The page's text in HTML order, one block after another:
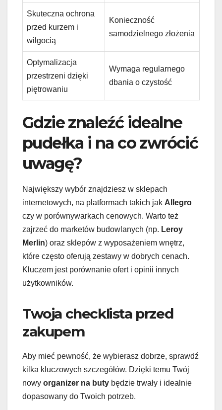
Skuteczna ochrona
przed kurzem i
wilgocią
Konieczność
samodzielnego złożenia
Optymalizacja
przestrzeni dzięki
piętrowaniu
Wymaga regularnego
dbania o czystość
Gdzie znaleźć idealne
pudełka i na co zwrócić
uwagę?
Największy wybór znajdziesz w sklepach
internetowych, na platformach takich jak Allegro
czy w porównywarkach cenowych. Warto też
zajrzeć do marketów budowlanych (np. Leroy
Merlin) oraz sklepów z wyposażeniem wnętrz,
które często oferują zestawy w dobrych cenach.
Kluczem jest porównanie ofert i opinii innych
użytkowników.
Twoja checklista przed
zakupem
Aby mieć pewność, że wybierasz dobrze, sprawdź
kilka kluczowych szczegółów. Dzięki temu Twój
nowy organizer na buty będzie trwały i idealnie
dopasowany do Twoich potrzeb.